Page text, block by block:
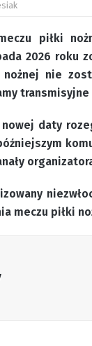
piłki
2026 roku
nożnej nie
daty
meczu piłki